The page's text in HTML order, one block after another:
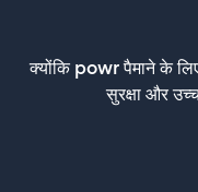
क्योंकि powr पैमाने के
सुरक्षा और